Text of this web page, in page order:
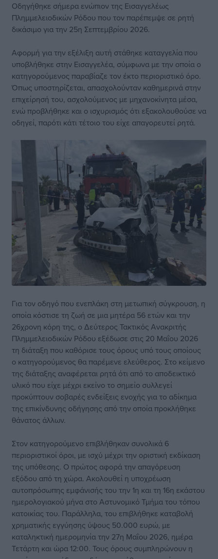
Οδηγήθηκε σήμερα ενώπιον της Εισαγγελέως
Πλημμελειοδικών Ρόδου που τον παρέπεμψε σε ρητή
δικάσιμο για την 25η Σεπτεμβρίου 2026.
Αφορμή για την εξέλιξη αυτή στάθηκε καταγγελία που
υποβλήθηκε στην Εισαγγελέα, σύμφωνα με την οποία ο
κατηγορούμενος παραβίαζε τον έκτο περιοριστικό όρο.
Όπως υποστηρίζεται, απασχολούνταν καθημερινά στην
επιχείρησή του, ασχολούμενος με μηχανοκίνητα μέσα,
ενώ προβλήθηκε και ο ισχυρισμός ότι εξακολουθούσε να
οδηγεί, παρότι κάτι τέτοιο του είχε απαγορευτεί ρητά.
Για τον οδηγό που ενεπλάκη στη μετωπική σύγκρουση, η
οποία κόστισε τη ζωή σε μια μητέρα 56 ετών και την
26χρονη κόρη της, ο Δεύτερος Τακτικός Ανακριτής
Πλημμελειοδικών Ρόδου εξέδωσε στις 20 Μαΐου 2026
τη διάταξη που καθόρισε τους όρους υπό τους οποίους
ο κατηγορούμενος θα παρέμενε ελεύθερος. Στο κείμενο
της διάταξης αναφέρεται ρητά ότι από το αποδεικτικό
υλικό που είχε μέχρι εκείνο το σημείο συλλεγεί
προκύπτουν σοβαρές ενδείξεις ενοχής για το αδίκημα
της επικίνδυνης οδήγησης από την οποία προκλήθηκε
θάνατος άλλων.
Στον κατηγορούμενο επιβλήθηκαν συνολικά 6
περιοριστικοί όροι, με ισχύ μέχρι την οριστική εκδίκαση
της υπόθεσης. Ο πρώτος αφορά την απαγόρευση
εξόδου από τη χώρα. Ακολουθεί η υποχρέωση
αυτοπρόσωπης εμφάνισής του την 1η και τη 16η εκάστου
ημερολογιακού μήνα στο Αστυνομικό Τμήμα του τόπου
κατοικίας του. Παράλληλα, του επιβλήθηκε καταβολή
χρηματικής εγγύησης ύψους 50.000 ευρώ, με
καταληκτική ημερομηνία την 27η Μαΐου 2026, ημέρα
Τετάρτη και ώρα 12:00. Τους όρους συμπληρώνουν η